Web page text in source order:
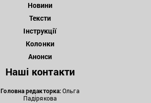
Новини
Тексти
Інструкції
Колонки
Анонси
Наші контакти
Головна редакторка:Ольга
Падірякова